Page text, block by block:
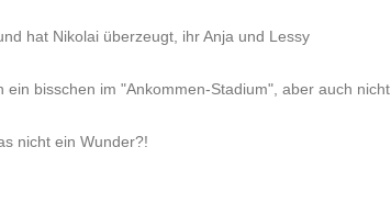
hat Nikolai überzeugt, ihr Anja und Lessy
bisschen im "Ankommen-Stadium", aber auch nicht
nicht ein Wunder?!